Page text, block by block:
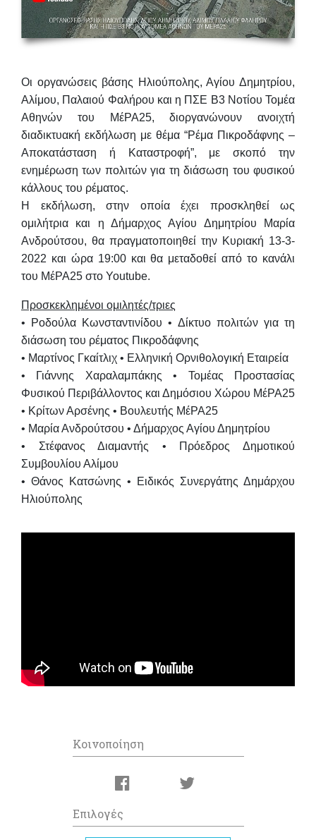
Οι οργανώσεις βάσης Ηλιούπολης, Αγίου Δημητρίου,
Αλίμου, Παλαιού Φαλήρου και η ΠΣΕ Β3 Νοτίου Τομέα
Αθηνών του ΜέΡΑ25, διοργανώνουν ανοιχτή
διαδικτυακή εκδήλωση με θέμα “Ρέμα Πικροδάφνης –
Αποκατάσταση ή Καταστροφή”, με σκοπό την
ενημέρωση των πολιτών για τη διάσωση του φυσικού
κάλλους του ρέματος.
Η εκδήλωση, στην οποία έχει προσκληθεί ως
ομιλήτρια και η Δήμαρχος Αγίου Δημητρίου
Μαρία
Ανδρούτσου, θα πραγματοποιηθεί την Κυριακή 13-3-
2022 και ώρα 19:00και θα μεταδοθεί από το κανάλι
του ΜέΡΑ25 στο Youtube.
Προσκεκλημένοι ομιλητές/τριες
• Ροδούλα Κωνσταντινίδου • Δίκτυο πολιτών για τη
διάσωση του ρέματος Πικροδάφνης
• Μαρτίνος Γκαίτλιχ • Ελληνική Ορνιθολογική Εταιρεία
• Γιάννης Χαραλαμπάκης • Τομέας Προστασίας
Φυσικού Περιβάλλοντος και Δημόσιου Χώρου ΜέΡΑ25
• Κρίτων Αρσένης • Βουλευτής ΜέΡΑ25
• Μαρία Ανδρούτσου • Δήμαρχος Αγίου Δημητρίου
• Στέφανος Διαμαντής • Πρόεδρος Δημοτικού
Συμβουλίου Αλίμου
• Θάνος Κατσώνης • Ειδικός Συνεργάτης Δημάρχου
Ηλιούπολης
Κοινοποίηση
Επιλογές